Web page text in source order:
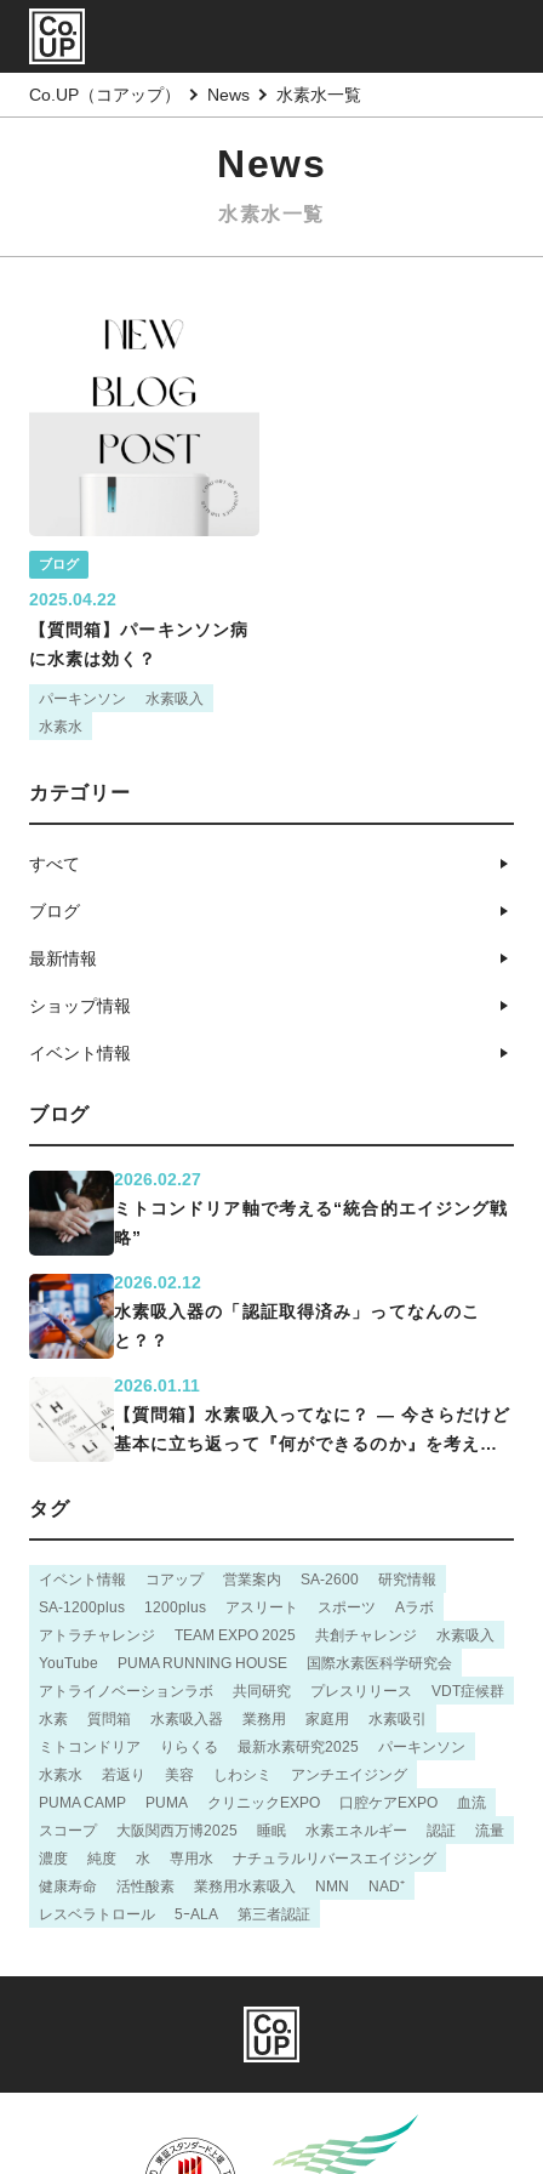
Co.UP（コアップ） News 水素水一覧
News
水素水一覧
ブログ
2025.04.22
【質問箱】パーキンソン病
に水素は効く？
パーキンソン
水素吸入
水素水
カテゴリー
すべて
ブログ
最新情報
ショップ情報
イベント情報
ブログ
2026.02.27
ミトコンドリア軸で考える“統合的エイジング戦
略”
2026.02.12
水素吸入器の「認証取得済み」ってなんのこ
と？？
2026.01.11
【質問箱】水素吸入ってなに？ ― 今さらだけど
基本に立ち返って『何ができるのか』を考える
タグ
イベント情報 コアップ 営業案内 SA-2600
研究情報
SA-1200plus
1200plus アスリート スポーツ
Aラボ
アトラチャレンジ
TEAM EXPO 2025 共創チャレンジ
水素吸入
YouTube
PUMA RUNNING HOUSE
国際水素医科学研究会
アトライノベーションラボ
共同研究 プレスリリース
VDT症候群
水素
質問箱 水素吸入器 業務用 家庭用
水素吸引
ミトコンドリア
りらくる 最新水素研究2025
パーキンソン
水素水
若返り 美容 しわシミ
アンチエイジング
PUMA CAMP
PUMA クリニックEXPO 口腔ケアEXPO
血流
スコープ
大阪関西万博2025 睡眠 水素エネルギー 認証
流量
濃度
純度 水 専用水
ナチュラルリバースエイジング
健康寿命
活性酸素 業務用水素吸入 NMN
NAD⁺
レスベラトロール
5ｰALA 第三者認証